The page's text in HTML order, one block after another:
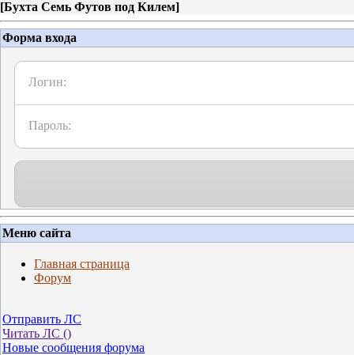
[Бухта Семь Футов под Килем]
Форма входа
Логин:
Пароль:
Меню сайта
Главная страница
Форум
Отправить ЛС
Читать ЛС ()
Новые сообщения форума